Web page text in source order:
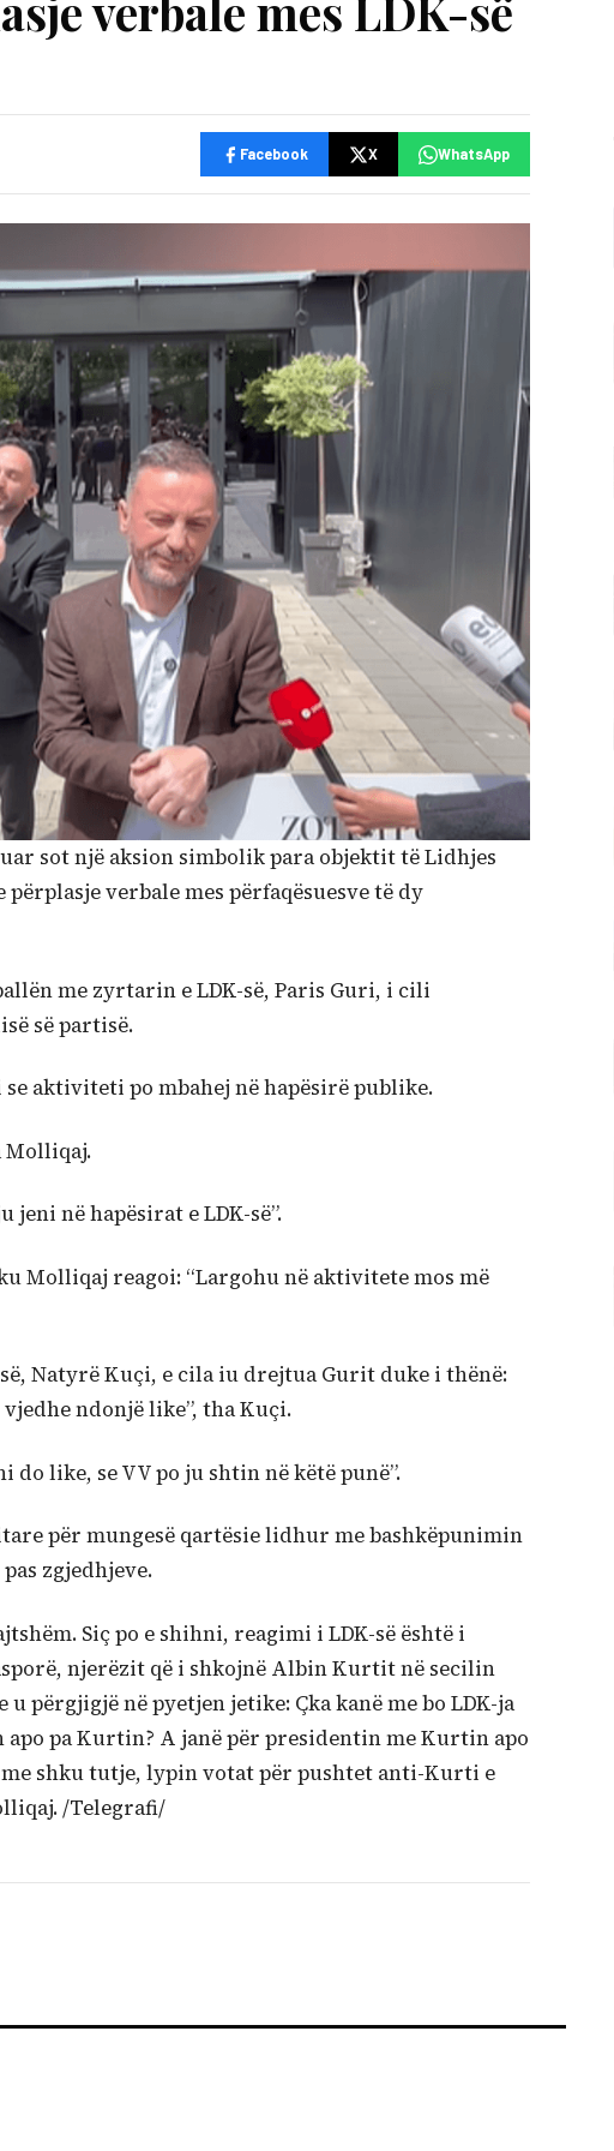
Facebook X WhatsApp
sot një aksion simbolik para objektit të Lidhjes
verbale mes përfaqësuesve të dy
me zyrtarin e LDK-së, Paris Guri, i cili
së partisë.
aktiviteti po mbahej në hapësirë publike.
Molliqaj.
në hapësirat e LDK-së”.
Molliqaj reagoi: “Largohu në aktivitete mos më
Natyrë Kuçi, e cila iu drejtua Gurit duke i thënë:
ndonjë like”, tha Kuçi.
like, se VV po ju shtin në këtë punë”.
për mungesë qartësie lidhur me bashkëpunimin
zgjedhjeve.
Siç po e shihni, reagimi i LDK-së është i
njerëzit që i shkojnë Albin Kurtit në secilin
u përgjigjë në pyetjen jetike: Çka kanë me bo LDK-ja
pa Kurtin? A janë për presidentin me Kurtin apo
shku tutje, lypin votat për pushtet anti-Kurti e
/Telegrafi/